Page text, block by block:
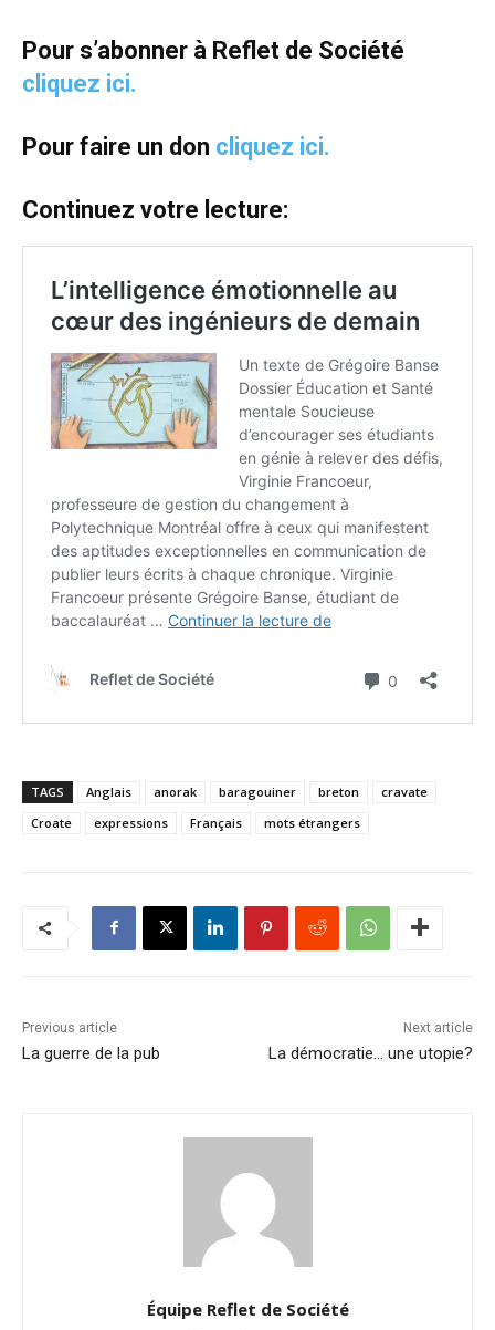
Pour s’abonner à Reflet de Société
cliquez ici.
Pour faire un don cliquez ici.
Continuez votre lecture:
TAGS Anglais anorak baragouiner breton
cravate
Croate
expressions Français mots étrangers
Previous article
La guerre de la pub
Next article
La démocratie… une utopie?
Équipe Reflet de Société